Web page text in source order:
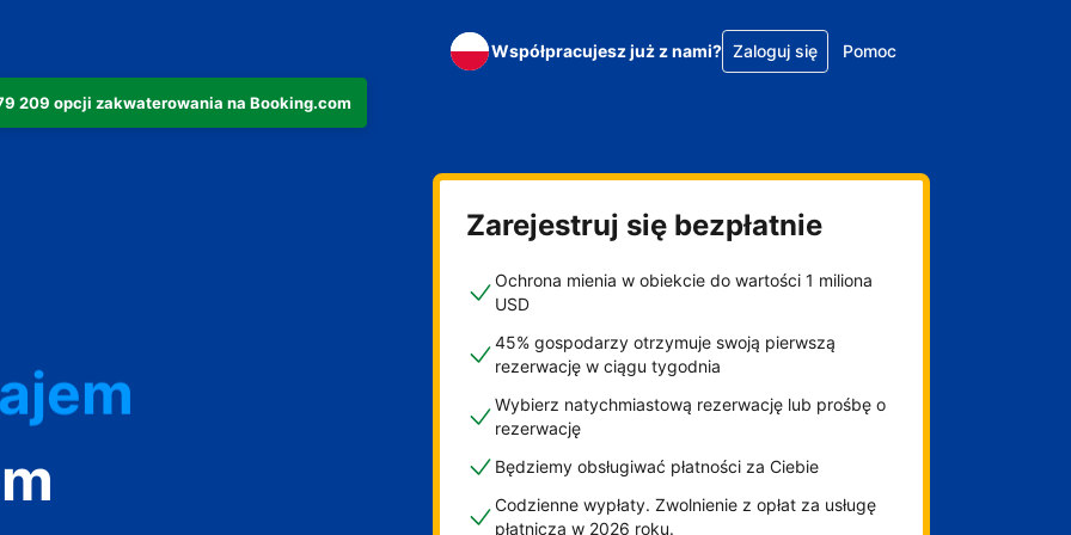
209 opcji zakwaterowania na Booking.com
Współpracujesz już z nami? Zaloguj się Pomoc
Zarejestruj się bezpłatnie
Ochrona mienia w obiekcie do wartości 1 miliona
USD
45% gospodarzy otrzymuje swoją pierwszą
rezerwację w ciągu tygodnia
Wybierz natychmiastową rezerwację lub prośbę o
rezerwację
Będziemy obsługiwać płatności za Ciebie
Codzienne wypłaty. Zwolnienie z opłat za usługę
płatniczą w 2026 roku.